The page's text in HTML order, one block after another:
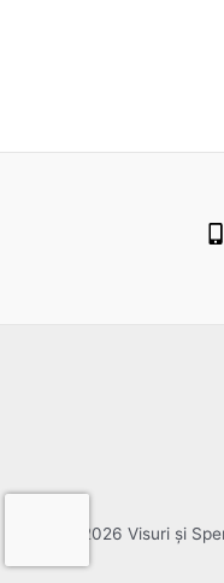
© 2026 Visuri și